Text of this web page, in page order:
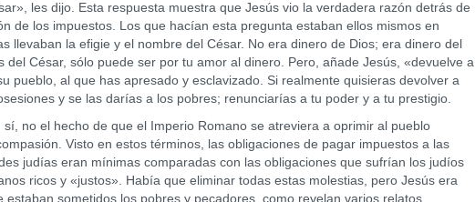
les dijo. Esta respuesta muestra que Jesús vio la verdadera razón detrás de
de los impuestos. Los que hacían esta pregunta estaban ellos mismos en
la efigie y el nombre del César. No era dinero de Dios; era dinero del
del César, sólo puede ser por tu amor al dinero. Pero, añade Jesús, «devuelve a
pueblo, al que has apresado y esclavizado. Si realmente quisieras devolver a
y se las darías a los pobres; renunciarías a tu poder y a tu prestigio.
el hecho de que el Imperio Romano se atreviera a oprimir al pueblo
Visto en estos términos, las obligaciones de pagar impuestos a las
judías eran mínimas comparadas con las obligaciones que sufrían los judíos
ricos y «justos». Había que eliminar todas estas molestias, pero Jesús era
sometidos los pobres y pecadores, como revelan varios relatos